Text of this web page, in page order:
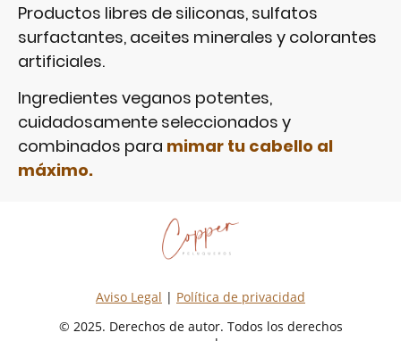
Productos libres de siliconas, sulfatos
surfactantes, aceites minerales y colorantes
artificiales.
Ingredientes veganos potentes,
cuidadosamente seleccionados y
combinados para mimar tu cabello al
máximo.
Aviso Legal | Política de privacidad
© 2025. Derechos de autor. Todos los derechos